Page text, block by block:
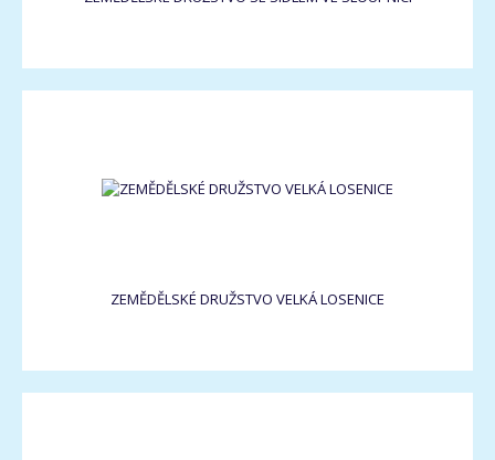
ZEMĚDĚLSKÉ DRUŽSTVO VELKÁ LOSENICE